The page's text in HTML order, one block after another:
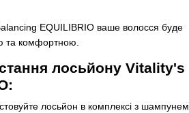
EQUILIBRIO ваше волосся буде
та комфортною.
лосьйону Vitality's
лосьйон в комплексі з шампунем